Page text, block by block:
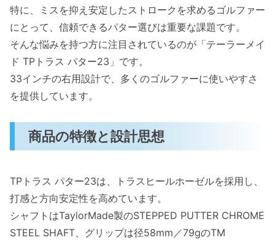
特に、ミスを抑え安定したストロークを求めるゴルファー
にとって、信頼できるパター選びは重要な課題です。
そんな悩みを持つ方に注目されているのが「テーラーメイ
ド TPトラス パター23」です。
33インチの右用設計で、多くのゴルファーに使いやすさ
を提供しています。
商品の特徴と設計思想
TPトラス パター23は、トラスヒールホーゼルを採用し、
打感と方向安定性を高めています。
シャフトはTaylorMade製のSTEPPED PUTTER CHROME
STEEL SHAFT、グリップは径58mm／79gのTM